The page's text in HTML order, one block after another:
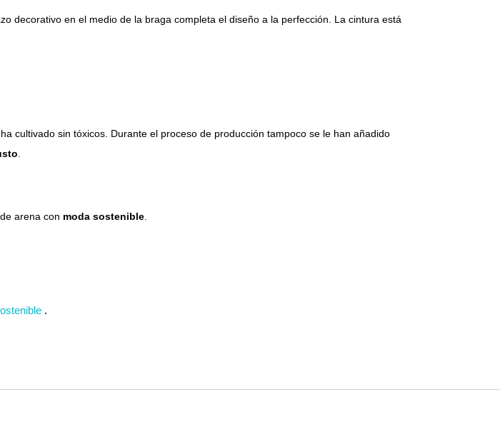
decorativo en el medio de la braga completa el diseño a la perfección. La cintura está
cultivado sin tóxicos. Durante el proceso de producción tampoco se le han añadido
arena con moda sostenible
.